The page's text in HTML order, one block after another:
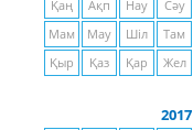
Қаң Ақп Нау
Сәу
Мам
Мау Шіл
Там
Қыр
Қаз Қар Жел
2017